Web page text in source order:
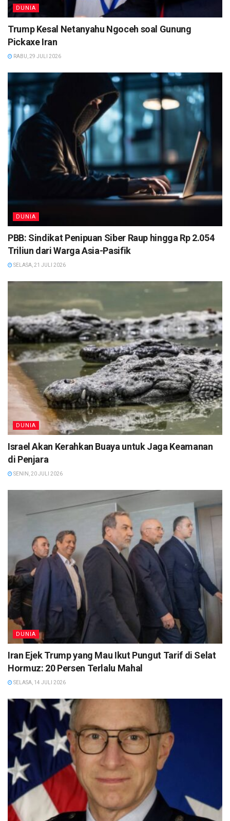
DUNIA
Trump Kesal Netanyahu Ngoceh soal Gunung
Pickaxe Iran
RABU, 29 JULI 2026
DUNIA
PBB: Sindikat Penipuan Siber Raup hingga Rp 2.054
Triliun dari Warga Asia-Pasifik
SELASA, 21 JULI 2026
DUNIA
Israel Akan Kerahkan Buaya untuk Jaga Keamanan
di Penjara
SENIN, 20 JULI 2026
DUNIA
Iran Ejek Trump yang Mau Ikut Pungut Tarif di Selat
Hormuz: 20 Persen Terlalu Mahal
SELASA, 14 JULI 2026